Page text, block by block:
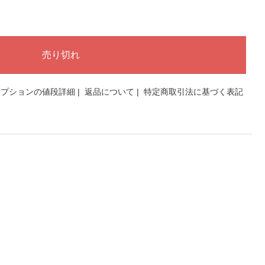
ションの値段詳細 | 返品について | 特定商取引法に基づく表記